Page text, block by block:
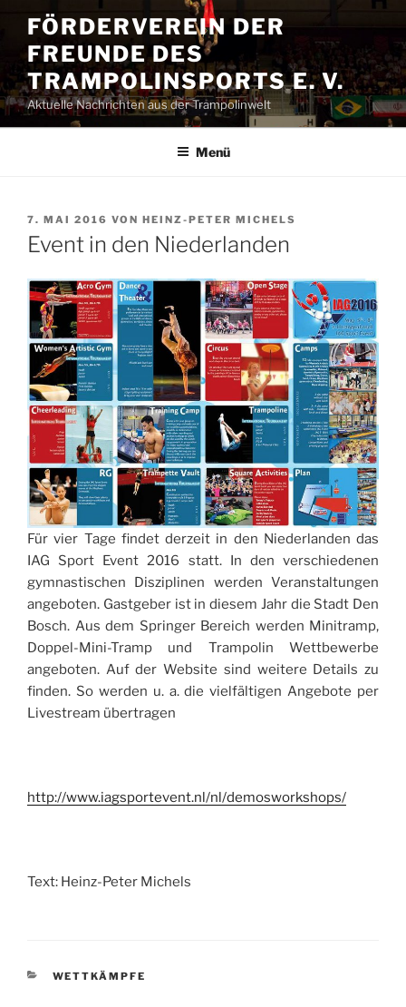
Inhalt
springen
FÖRDERVEREIN DER
FREUNDE DES
TRAMPOLINSPORTS E. V.
Aktuelle Nachrichten aus der Trampolinwelt
Menü
VERÖFFENTLICHT
AM
7. MAI 2016 VON HEINZ-PETER MICHELS
Event in den Niederlanden
Für vier Tage findet derzeit in den Niederlanden das
IAG Sport Event 2016 statt. In den verschiedenen
gymnastischen Disziplinen werden Veranstaltungen
angeboten. Gastgeber ist in diesem Jahr die Stadt Den
Bosch. Aus dem Springer Bereich werden Minitramp,
Doppel-Mini-Tramp und Trampolin Wettbewerbe
angeboten. Auf der Website sind weitere Details zu
finden. So werden u. a. die vielfältigen Angebote per
Livestream übertragen
http://www.iagsportevent.nl/nl/demosworkshops/
Text: Heinz-Peter Michels
KATEGORIEN
WETTKÄMPFE